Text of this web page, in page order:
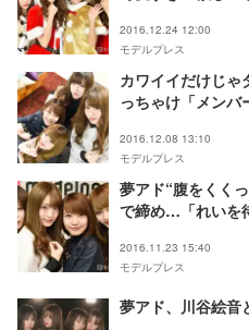
2016.12.24 12:00
モデルプレス
カワイイだけじゃ
っちゃけ「メンバ
2016.12.08 13:10
モデルプレス
夢アド“腹をくく
で締め…「れいを
2016.11.23 15:40
モデルプレス
夢アド、川谷絵音